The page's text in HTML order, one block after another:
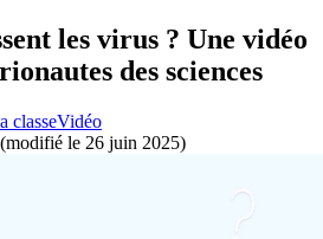
les virus ? Une vidéo
des sciences
classeVidéo
(modifié le 26 juin 2025)